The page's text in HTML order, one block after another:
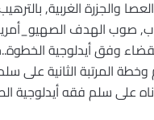
والجزرة الغربية,
صوب الهدف
وفق أيدلوجية
المرتبة الثانية على
على سلم فقه أيدلوجية